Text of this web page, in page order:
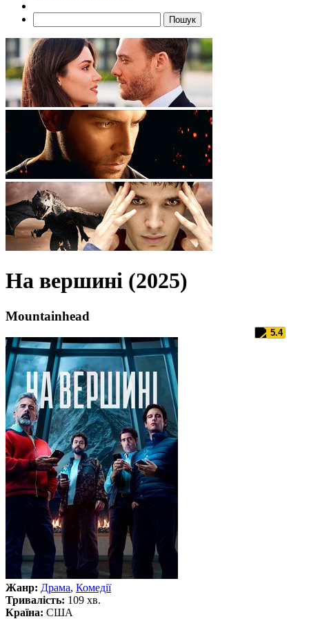
Пошук
На вершині (2025)
Mountainhead
5.4
Жанр: Драма, Комедії
Тривалість: 109 хв.
Країна: США